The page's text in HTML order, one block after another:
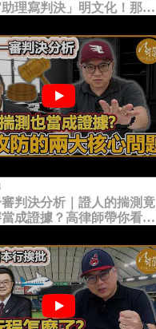
理寫判決」明文化！那以
判決分析｜證人的揣測竟
成證據？高律師帶你看未